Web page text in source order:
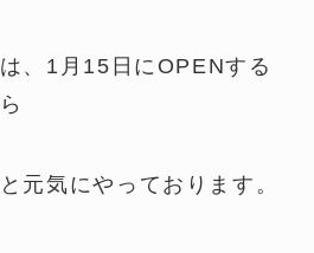
、1月15日にOPENする
元気にやっております。